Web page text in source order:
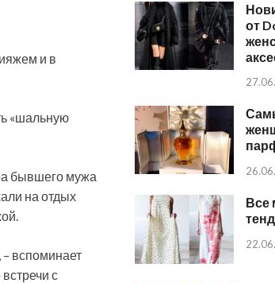
и в
«шальную
бывшего мужа
на отдых
– вспоминает
с
от
Все